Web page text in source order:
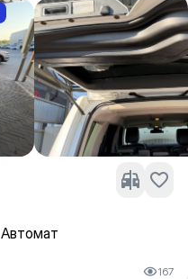
Автомат
167